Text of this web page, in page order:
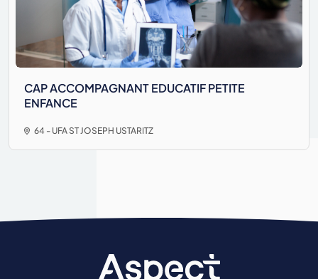
CAP ACCOMPAGNANT EDUCATIF PETITE
ENFANCE
64 - UFA ST JOSEPH USTARITZ